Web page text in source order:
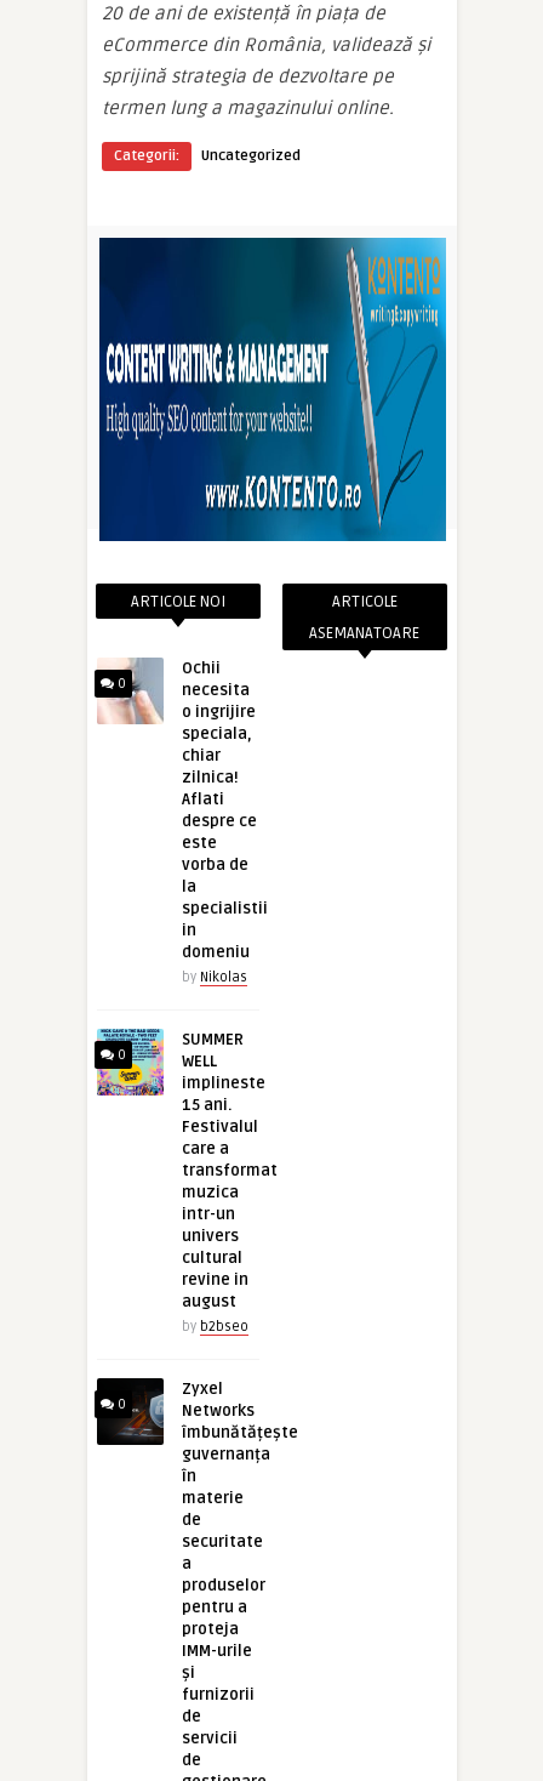
20 de ani de existență în piața de
eCommerce din România, validează și
sprijină strategia de dezvoltare pe
termen lung a magazinului online.
Categorii: Uncategorized
ARTICOLE NOI
0
Ochii
necesita
o ingrijire
speciala,
chiar
zilnica!
Aflati
despre ce
este
vorba de
la
specialistii
in
domeniu
by Nikolas
0
SUMMER
WELL
implineste
15 ani.
Festivalul
care a
transformat
muzica
intr-un
univers
cultural
revine in
august
by b2bseo
0
Zyxel
Networks
îmbunătățește
guvernanța
în
materie
de
securitate
a
produselor
pentru a
proteja
IMM-urile
și
furnizorii
de
servicii
de
ARTICOLE
ASEMANATOARE